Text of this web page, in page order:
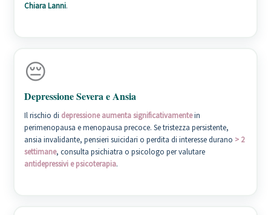
Chiara Lanni.
😔
Depressione Severa e Ansia
Il rischio di depressione aumenta significativamentein
perimenopausa e menopausa precoce. Se tristezza persistente,
ansia invalidante, pensieri suicidari o perdita di interesse durano > 2
settimane, consulta psichiatra o psicologo per valutare
antidepressivi e psicoterapia.